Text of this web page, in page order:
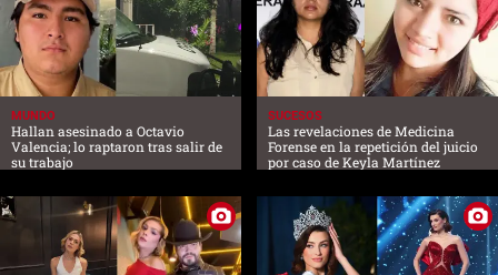
MUNDO
Hallan asesinado a Octavio
Valencia; lo raptaron tras salir de
su trabajo
SUCESOS
Las revelaciones de Medicina
Forense en la repetición del juicio
por caso de Keyla Martínez